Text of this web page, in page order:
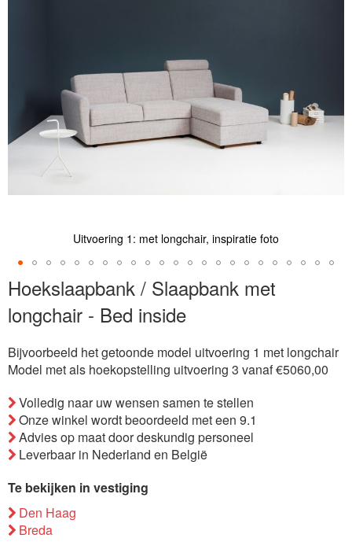
Uitvoering 1: met longchair, inspiratie foto
Ga
naar
het
van
de
gallerij
Hoekslaapbank / Slaapbank met
longchair - Bed inside
Bijvoorbeeld het getoonde model uitvoering 1 met longchair
Model met als hoekopstelling uitvoering 3 vanaf €5060,00
Volledig naar uw wensen samen te stellen
Onze winkel wordt beoordeeld met een 9.1
Advies op maat door deskundig personeel
Leverbaar in Nederland en België
Te bekijken in vestiging
Den Haag
Breda